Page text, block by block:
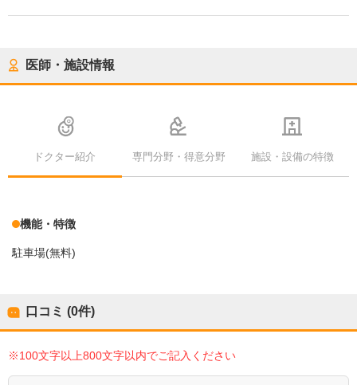
医師・施設情報
ドクター紹介 専門分野・得意分野 施設・設備の特徴
機能・特徴
駐車場(無料)
口コミ (0件)
※100文字以上800文字以内でご記入ください